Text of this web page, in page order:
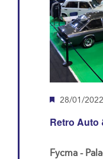
Retro Auto
Destacado
28/01/2022
Fycma -